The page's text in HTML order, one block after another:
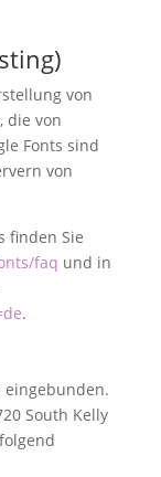
von
die von
Fonts sind
von
finden Sie
faq und in
.
eingebunden.
South Kelly